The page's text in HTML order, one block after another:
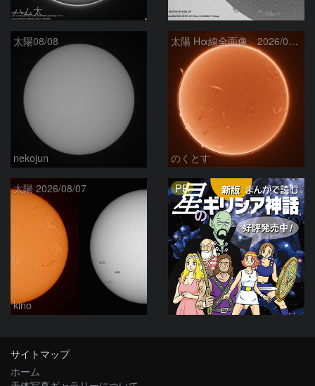
ハム太 ta-o
太陽08/08
nekojun
太陽 Hα線全面像 2026/08/08
のくとす
太陽 2026/08/07
kino
PR
サイトマップ
ホーム